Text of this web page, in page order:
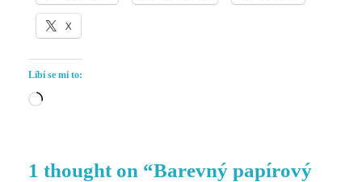
X
Líbí se mi to:
Načítání…
1 thought on “Barevný papírový